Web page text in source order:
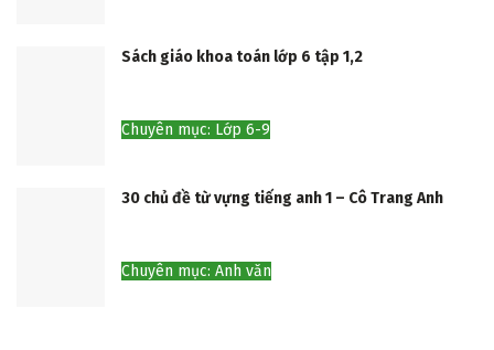
Sách giáo khoa toán lớp 6 tập 1,2
Chuyên mục: Lớp 6-9
30 chủ đề từ vựng tiếng anh 1 – Cô Trang Anh
Chuyên mục: Anh văn